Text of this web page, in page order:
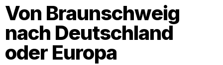
Von Braunschweig
nach Deutschland
oder Europa